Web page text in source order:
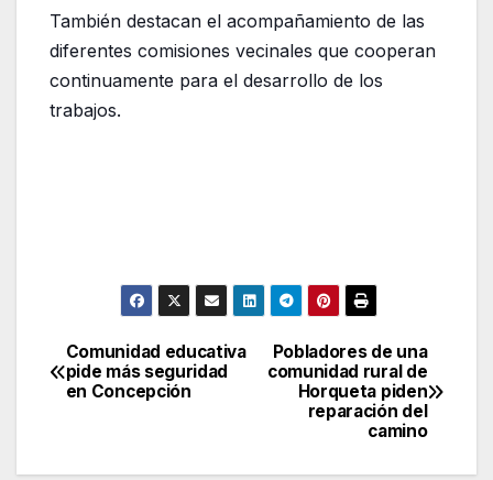
También destacan el acompañamiento de las
diferentes comisiones vecinales que cooperan
continuamente para el desarrollo de los
trabajos.
Navegación
de
Pobladores de una
comunidad rural de
Horqueta piden
reparación del
camino
Comunidad educativa
pide más seguridad
en Concepción